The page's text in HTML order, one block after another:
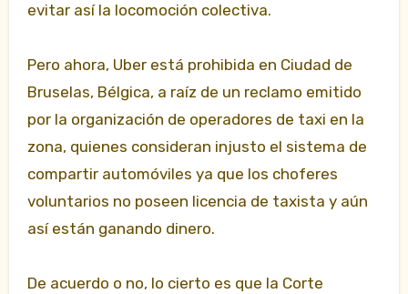
evitar así la locomoción colectiva.
Pero ahora, Uber está prohibida en Ciudad de
Bruselas, Bélgica, a raíz de un reclamo emitido
por la organización de operadores de taxi en la
zona, quienes consideran injusto el sistema de
compartir automóviles ya que los choferes
voluntarios no poseen licencia de taxista y aún
así están ganando dinero.
De acuerdo o no, lo cierto es que la Corte